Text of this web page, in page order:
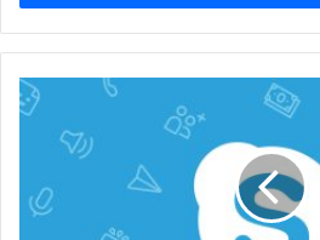
Microsoft’un
çırpınışları
devam
Skype,
reklamsız